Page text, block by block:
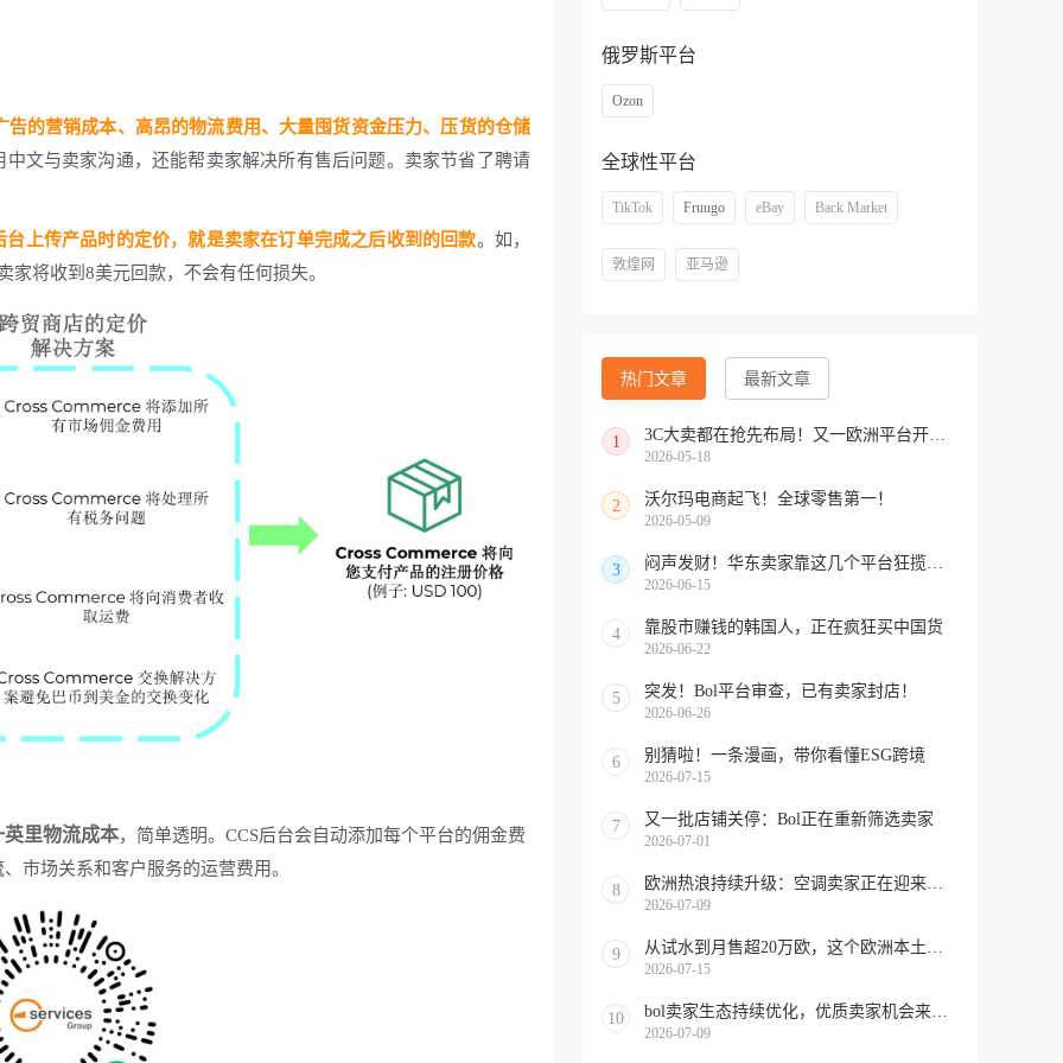
告的营销成本、高昂的物流费用、大量囤货资金压力、压货的仓储
中文与卖家沟通，还能帮卖家解决所有售后问题。卖家节省了聘请
台上传产品时的定价，就是卖家在订单完成之后收到的回款。如，
将收到8美元回款，不会有任何损失。
里物流成本，简单透明。CCS后台会自动添加每个平台的佣金费
市场关系和客户服务的运营费用。
俄罗斯平台
Ozon
全球性平台
TikTok Fruugo eBay Back Market
敦煌网 亚马逊
热门文章 最新文章
1 3C大卖都在抢先布局！又一欧洲平台开放中国招商
2026-05-18
2 沃尔玛电商起飞！全球零售第一！
2026-05-09
3 闷声发财！华东卖家靠这几个平台狂揽北美订单，华南机会来了！
2026-06-15
4 靠股市赚钱的韩国人，正在疯狂买中国货
2026-06-22
5 突发！Bol平台审查，已有卖家封店！
2026-06-26
6 别猜啦！一条漫画，带你看懂ESG跨境
2026-07-15
7 又一批店铺关停：Bol正在重新筛选卖家
2026-07-01
8 欧洲热浪持续升级：空调卖家正在迎来窗口期！
2026-07-09
9 从试水到月售超20万欧，这个欧洲本土平台被低估了
2026-07-15
10 bol卖家生态持续优化，优质卖家机会来啦！
2026-07-09